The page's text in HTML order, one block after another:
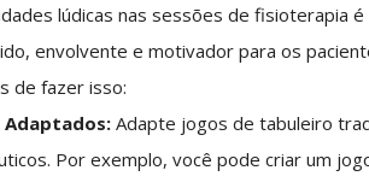
lúdicas nas sessões de fisioterapia
envolvente e motivador para os
de fazer isso:
Adaptados:Adapte jogos de tabuleiro
Por exemplo, você pode criar um